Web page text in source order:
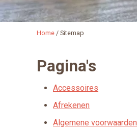
Home / Sitemap
Pagina's
Accessoires
Afrekenen
Algemene voorwaarden